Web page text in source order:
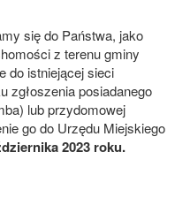
się do Państwa, jako
z terenu gminy
do istniejącej sieci
zgłoszenia posiadanego
lub przydomowej
go do Urzędu Miejskiego
2023 roku.